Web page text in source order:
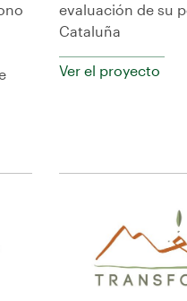
evaluación de su
Cataluña
Ver el proyecto